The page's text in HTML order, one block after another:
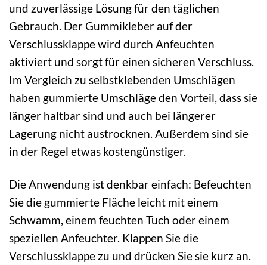
und zuverlässige Lösung für den täglichen
Gebrauch. Der Gummikleber auf der
Verschlussklappe wird durch Anfeuchten
aktiviert und sorgt für einen sicheren Verschluss.
Im Vergleich zu selbstklebenden Umschlägen
haben gummierte Umschläge den Vorteil, dass sie
länger haltbar sind und auch bei längerer
Lagerung nicht austrocknen. Außerdem sind sie
in der Regel etwas kostengünstiger.
Die Anwendung ist denkbar einfach: Befeuchten
Sie die gummierte Fläche leicht mit einem
Schwamm, einem feuchten Tuch oder einem
speziellen Anfeuchter. Klappen Sie die
Verschlussklappe zu und drücken Sie sie kurz an.